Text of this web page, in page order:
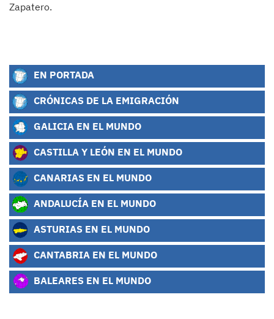
Zapatero.
EN PORTADA
CRÓNICAS DE LA EMIGRACIÓN
GALICIA EN EL MUNDO
CASTILLA Y LEÓN EN EL MUNDO
CANARIAS EN EL MUNDO
ANDALUCÍA EN EL MUNDO
ASTURIAS EN EL MUNDO
CANTABRIA EN EL MUNDO
BALEARES EN EL MUNDO